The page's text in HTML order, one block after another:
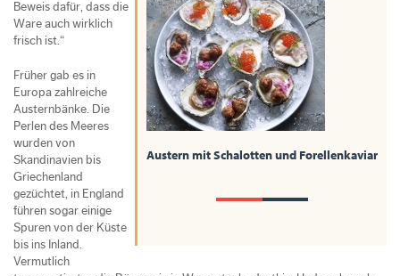
Austern mit Schalotten und Forellenkaviar
Beweis dafür, dass die
Ware auch wirklich
frisch ist.“
Früher gab es in
Europa zahlreiche
Austernbänke. Die
Perlen des Meeres
wurden von
Skandinavien bis
Griechenland
gezüchtet, in England
führen sogar einige
Spuren von der Küste
bis ins Inland.
Vermutlich